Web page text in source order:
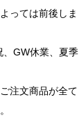
っては前後しま
、GW休業、夏季
注文商品が全て